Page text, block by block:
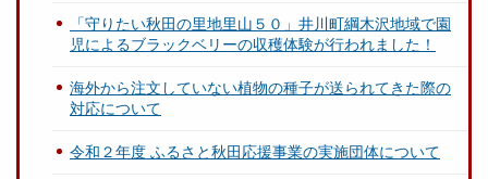
「守りたい秋田の里地里山５０」井川町綱木沢地域で園
児によるブラックベリーの収穫体験が行われました！
海外から注文していない植物の種子が送られてきた際の
対応について
令和２年度 ふるさと秋田応援事業の実施団体について